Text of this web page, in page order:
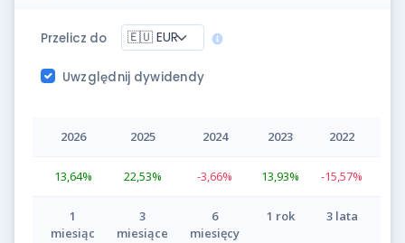
Przelicz do
Uwzględnij dywidendy
2026 2025 2024 2023 2022
13,64% 22,53% -3,66% 13,93% -15,57%
1
miesiąc
3
miesiące
6
miesięcy
1 rok 3 lata